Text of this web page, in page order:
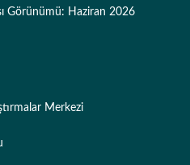
Görünümü: Haziran 2026
Merkezi